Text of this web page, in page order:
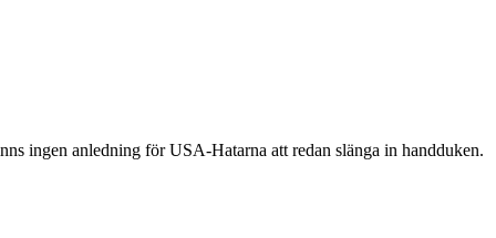
ingen anledning för USA-Hatarna att redan slänga in handduken.